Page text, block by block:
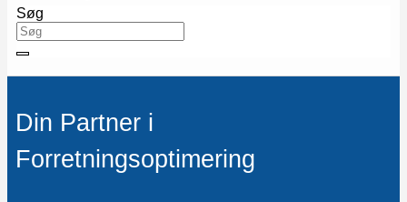
Søg
Din Partner i
Forretningsoptimering